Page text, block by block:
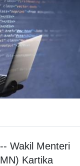
Wakil Menteri
Kartika